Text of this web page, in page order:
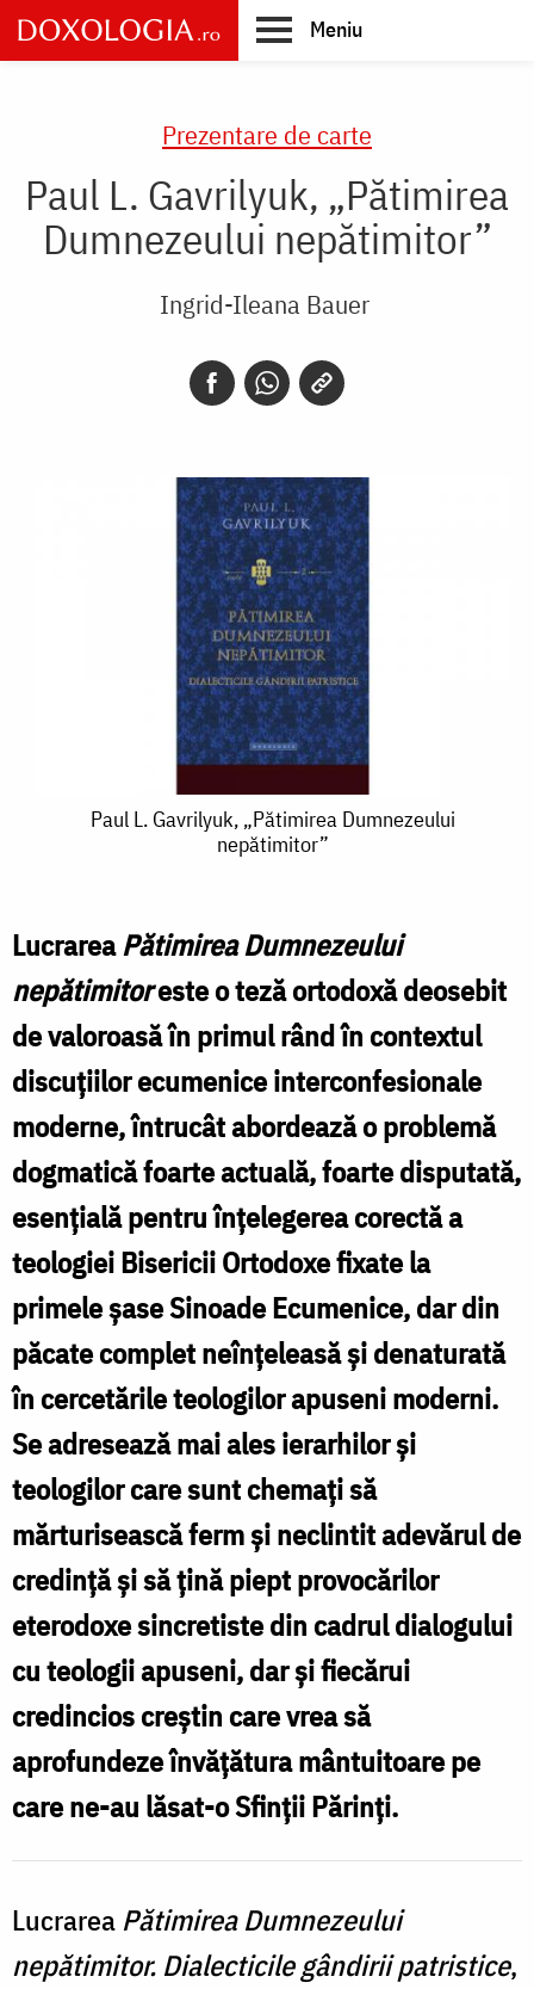
Skip
to
main
Meniu
Prezentare de carte
Paul L. Gavrilyuk, „Pătimirea
Dumnezeului nepătimitor”
Ingrid-Ileana Bauer
„Pătimirea
Dumnezeului
nepătimitor”
Paul L. Gavrilyuk, „Pătimirea Dumnezeului
nepătimitor”
LucrareaPătimirea Dumnezeului
nepătimitoreste o teză ortodoxă deosebit
de valoroasă în primul rând în contextul
discuţiilor ecumenice interconfesionale
moderne, întrucât abordează o problemă
dogmatică foarte actuală, foarte disputată,
esenţială pentru înţelegerea corectă a
teologiei Bisericii Ortodoxe fixate la
primele şase Sinoade Ecumenice, dar din
păcate complet neînţeleasă şi denaturată
în cercetările teologilor apuseni moderni.
Se adresează mai ales ierarhilor şi
teologilor care sunt chemaţi să
mărturisească ferm şi neclintit adevărul de
credinţă şi să ţină piept provocărilor
eterodoxe sincretiste din cadrul dialogului
cu teologii apuseni, dar şi fiecărui
credincios creştin care vrea să
aprofundeze învăţătura mântuitoare pe
care ne-au lăsat-o Sfinţii Părinţi.
Lucrarea Pătimirea Dumnezeului
nepătimitor. Dialecticile gândirii patristice,